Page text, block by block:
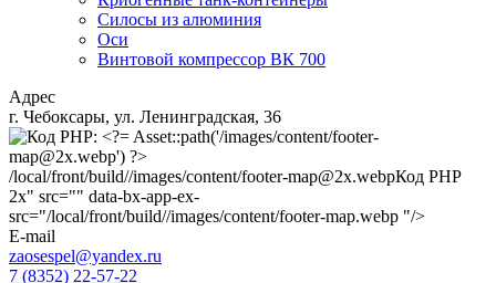
Силосы из алюминия
Оси
Винтовой компрессор ВК 700
Адрес
г. Чебоксары, ул. Ленинградская, 36
/local/front/build//images/content/footer-map@2x.webpКод PHP
2x" src="" data-bx-app-ex-
src="/local/front/build//images/content/footer-map.webp "/>
E-mail
zaosespel@yandex.ru
7 (8352) 22-57-22